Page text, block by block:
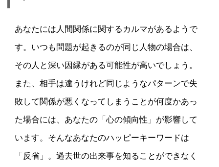
あなたには人間関係に関するカルマがあるようで
す。いつも問題が起きるのが同じ人物の場合は、
その人と深い因縁がある可能性が高いでしょう。
また、相手は違うけれど同じようなパターンで失
敗して関係が悪くなってしまうことが何度かあっ
た場合には、あなたの「心の傾向性」が影響して
います。そんなあなたのハッピーキーワードは
「反省」。過去世の出来事を知ることができなく